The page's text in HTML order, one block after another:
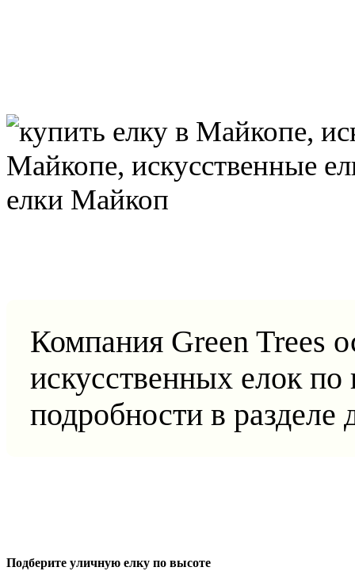
Компания Green Trees
искусственных елок по
подробности в разделе
Подберите уличную елку по высоте